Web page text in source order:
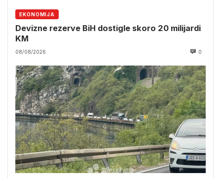
EKONOMIJA
Devizne rezerve BiH dostigle skoro 20 milijardi
KM
08/08/2026 0